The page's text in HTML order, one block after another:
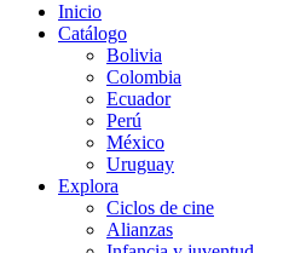
Inicio
Catálogo
Bolivia
Colombia
Ecuador
Perú
México
Uruguay
Explora
Ciclos de cine
Alianzas